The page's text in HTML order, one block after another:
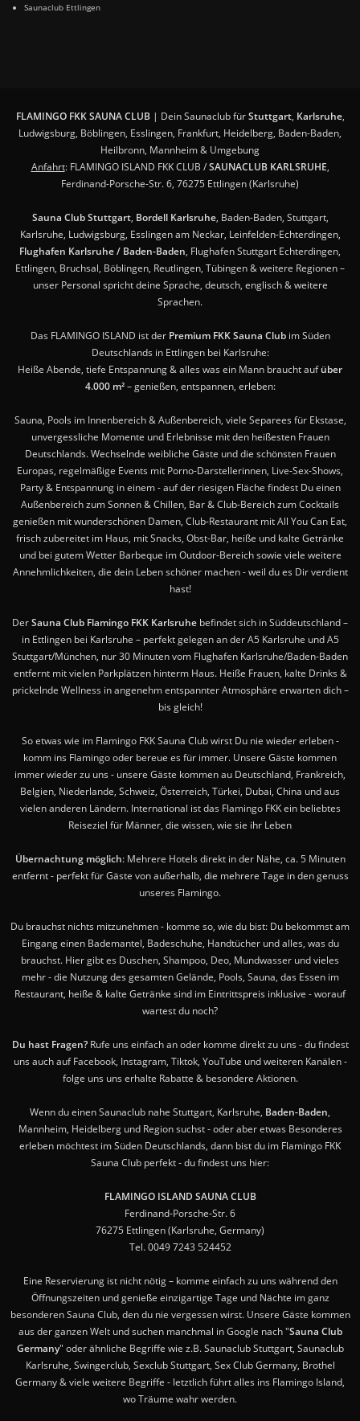
Saunaclub Ettlingen
FLAMINGO FKK SAUNA CLUB| Dein Saunaclub fürStuttgart, Karlsruhe,
Ludwigsburg, Böblingen, Esslingen, Frankfurt, Heidelberg, Baden-Baden,
Heilbronn, Mannheim & Umgebung
Anfahrt: FLAMINGO ISLAND FKK CLUB /SAUNACLUB KARLSRUHE,
Ferdinand-Porsche-Str. 6, 76275 Ettlingen (Karlsruhe)
Sauna Club Stuttgart, Bordell Karlsruhe, Baden-Baden, Stuttgart,
Karlsruhe, Ludwigsburg, Esslingen am Neckar, Leinfelden-Echterdingen,
Flughafen Karlsruhe / Baden-Baden, Flughafen Stuttgart Echterdingen,
Ettlingen, Bruchsal, Böblingen, Reutlingen, Tübingen & weitere Regionen –
unser Personal spricht deine Sprache, deutsch, englisch & weitere
Sprachen.
Das FLAMINGO ISLAND ist der Premium FKK Sauna Clubim Süden
Deutschlands in Ettlingen bei Karlsruhe:
Heiße Abende, tiefe Entspannung & alles was ein Mann braucht aufüber
4.000 m²– genießen, entspannen, erleben:
Sauna, Pools im Innenbereich & Außenbereich, viele Separees für Ekstase,
unvergessliche Momente und Erlebnisse mit den heißesten Frauen
Deutschlands. Wechselnde weibliche Gäste und die schönsten Frauen
Europas, regelmäßige Events mit Porno-Darstellerinnen, Live-Sex-Shows,
Party & Entspannung in einem - auf der riesigen Fläche findest Du einen
Außenbereich zum Sonnen & Chillen, Bar & Club-Bereich zum Cocktails
genießen mit wunderschönen Damen, Club-Restaurant mit All You Can Eat,
frisch zubereitet im Haus, mit Snacks, Obst-Bar, heiße und kalte Getränke
und bei gutem Wetter Barbeque im Outdoor-Bereich sowie viele weitere
Annehmlichkeiten, die dein Leben schöner machen - weil du es Dir verdient
hast!
DerSauna Club Flamingo FKK Karlsruhe befindet sich in Süddeutschland –
in Ettlingen bei Karlsruhe – perfekt gelegen an der A5 Karlsruhe und A5
Stuttgart/München, nur 30 Minuten vom Flughafen Karlsruhe/Baden-Baden
entfernt mit vielen Parkplätzen hinterm Haus. Heiße Frauen, kalte Drinks &
prickelnde Wellness in angenehm entspannter Atmosphäre erwarten dich –
bis gleich!
So etwas wie im Flamingo FKK Sauna Club wirst Du nie wieder erleben -
komm ins Flamingo oder bereue es für immer. Unsere Gäste kommen
immer wieder zu uns - unsere Gäste kommen au Deutschland, Frankreich,
Belgien, Niederlande, Schweiz, Österreich, Türkei, Dubai, China und aus
vielen anderen Ländern. International ist das Flamingo FKK ein beliebtes
Reiseziel für Männer, die wissen, wie sie ihr Leben
Übernachtung möglich: Mehrere Hotels direkt in der Nähe, ca. 5 Minuten
entfernt - perfekt für Gäste von außerhalb, die mehrere Tage in den genuss
unseres Flamingo.
Du brauchst nichts mitzunehmen - komme so, wie du bist: Du bekommst am
Eingang einen Bademantel, Badeschuhe, Handtücher und alles, was du
brauchst. Hier gibt es Duschen, Shampoo, Deo, Mundwasser und vieles
mehr - die Nutzung des gesamten Gelände, Pools, Sauna, das Essen im
Restaurant, heiße & kalte Getränke sind im Eintrittspreis inklusive - worauf
wartest du noch?
Du hast Fragen?Rufe uns einfach an oder komme direkt zu uns - du findest
uns auch auf Facebook, Instagram, Tiktok, YouTube und weiteren Kanälen -
folge uns uns erhalte Rabatte & besondere Aktionen.
Wenn du einen Saunaclub nahe Stuttgart, Karlsruhe, Baden-Baden,
Mannheim, Heidelberg und Region suchst - oder aber etwas Besonderes
erleben möchtest im Süden Deutschlands, dann bist du im Flamingo FKK
Sauna Club perfekt - du findest uns hier:
FLAMINGO ISLAND SAUNA CLUB
Ferdinand-Porsche-Str. 6
76275 Ettlingen (Karlsruhe, Germany)
Tel. 0049 7243 524452
Eine Reservierung ist nicht nötig – komme einfach zu uns während den
Öffnungszeiten und genieße einzigartige Tage und Nächte im ganz
besonderen Sauna Club, den du nie vergessen wirst. Unsere Gäste kommen
aus der ganzen Welt und suchen manchmal in Google nach "Sauna Club
Germany" oder ähnliche Begriffe wie z.B. Saunaclub Stuttgart, Saunaclub
Karlsruhe, Swingerclub, Sexclub Stuttgart, Sex Club Germany, Brothel
Germany & viele weitere Begriffe - letztlich führt alles ins Flamingo Island,
wo Träume wahr werden.